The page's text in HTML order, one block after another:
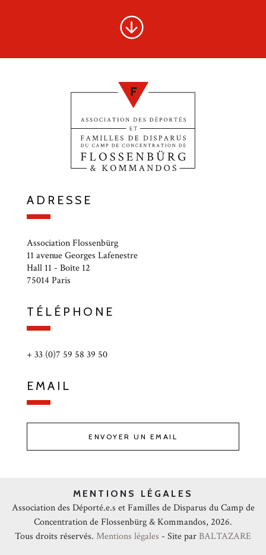
ADRESSE
Association Flossenbürg
11 avenue Georges Lafenestre
Hall 11 - Boîte 12
75014 Paris
TÉLÉPHONE
+ 33 (0)7 59 58 39 50
EMAIL
ENVOYER UN EMAIL
MENTIONS LÉGALES
Association des Déporté.e.s et Familles de Disparus du Camp de
Concentration de Flossenbürg & Kommandos, 2026.
Tous droits réservés. Mentions légales - Site par BALTAZARE